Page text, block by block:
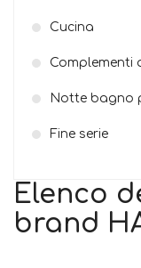
Cucina
Complementi
Notte bagno
Fine serie
Elenco
brand